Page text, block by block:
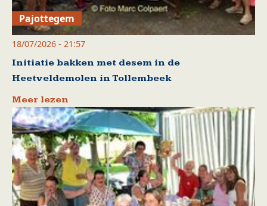
Pajottegem
18/07/2026 - 21:57
Initiatie bakken met desem in de
Heetveldemolen in Tollembeek
Meer lezen